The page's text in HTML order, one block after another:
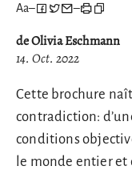
Aa– –
de Olivia Eschmann
14. Oct. 2022
Cette brochure
contradiction:
conditions
le monde entier